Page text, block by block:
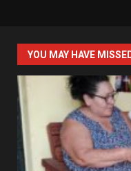
YOU MAY HAVE